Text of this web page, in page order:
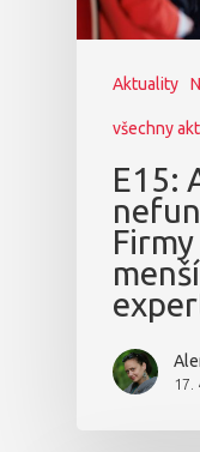
Aktuality
všechny
E15:
17.